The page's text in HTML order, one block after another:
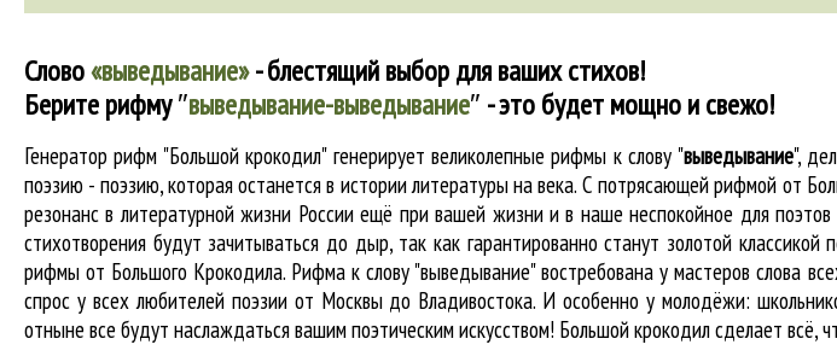
Слово«выведывание»- блестящий выбор для ваших стихов!
Берите рифму″выведывание-выведывание″ - это будет мощно и свежо!
Генератор рифм "Большой крокодил" генерирует великолепныерифмы к слову "выведывание",
поэзию - поэзию, которая останется в истории литературы на века. С потрясающей рифмой от
резонанс в литературной жизни России ещё при вашей жизни и в наше неспокойное для
стихотворения будут зачитываться до дыр, так как гарантированно станут золотой
рифмы от Большого Крокодила. Рифма к слову "выведывание" востребована у мастеров слова
спрос у всех любителей поэзии от Москвы до Владивостока. И особенно у молодёжи:
отныне все будут наслаждаться вашим поэтическим искусством! Большой крокодил cделает